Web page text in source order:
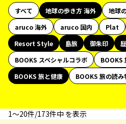
すべて 地球の歩き方 海外
地球
aruco 海外
aruco 国内 Plat
Resort Style
島旅 御朱印
BOOKS スペシャルコラボ
BOOKS
BOOKS 旅と健康
BOOKS 旅の読み
1〜20件/173件中 を表示